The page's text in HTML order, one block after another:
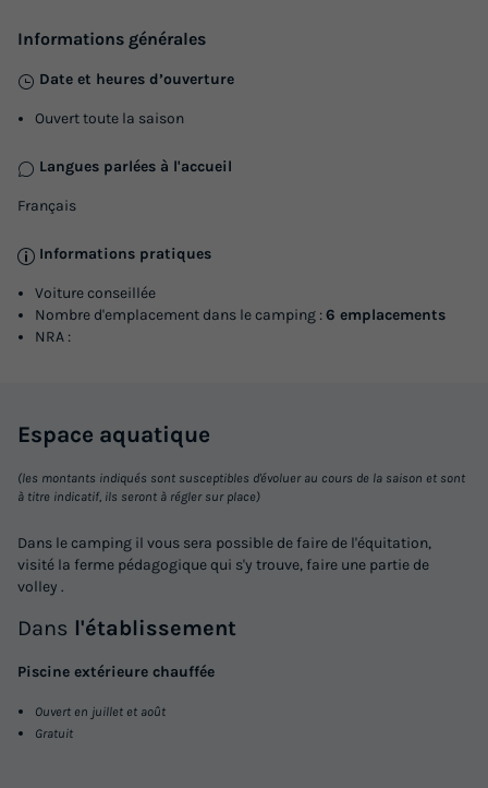
Informations générales
Date et heures d’ouverture
Ouvert toute la saison
Langues parlées à l'accueil
Français
Informations pratiques
Voiture conseillée
Nombre d'emplacement dans le camping :6 emplacements
NRA :
Espace aquatique
(les montants indiqués sont susceptibles d'évoluer au cours de la saison et sont
à titre indicatif, ils seront à régler sur place)
Dans le camping il vous sera possible de faire de l'équitation,
visité la ferme pédagogique qui s'y trouve, faire une partie de
volley .
Dans l'établissement
Piscine extérieure chauffée
Ouvert en juillet et août
Gratuit